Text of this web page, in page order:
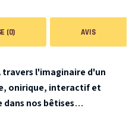
(0) AVIS
travers l'imaginaire d'un
onirique, interactif et
nos bêtises